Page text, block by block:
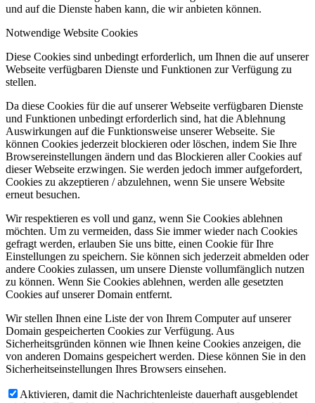
und auf die Dienste haben kann, die wir anbieten können.
Notwendige Website Cookies
Diese Cookies sind unbedingt erforderlich, um Ihnen die auf unserer
Webseite verfügbaren Dienste und Funktionen zur Verfügung zu
stellen.
Da diese Cookies für die auf unserer Webseite verfügbaren Dienste
und Funktionen unbedingt erforderlich sind, hat die Ablehnung
Auswirkungen auf die Funktionsweise unserer Webseite. Sie
können Cookies jederzeit blockieren oder löschen, indem Sie Ihre
Browsereinstellungen ändern und das Blockieren aller Cookies auf
dieser Webseite erzwingen. Sie werden jedoch immer aufgefordert,
Cookies zu akzeptieren / abzulehnen, wenn Sie unsere Website
erneut besuchen.
Wir respektieren es voll und ganz, wenn Sie Cookies ablehnen
möchten. Um zu vermeiden, dass Sie immer wieder nach Cookies
gefragt werden, erlauben Sie uns bitte, einen Cookie für Ihre
Einstellungen zu speichern. Sie können sich jederzeit abmelden oder
andere Cookies zulassen, um unsere Dienste vollumfänglich nutzen
zu können. Wenn Sie Cookies ablehnen, werden alle gesetzten
Cookies auf unserer Domain entfernt.
Wir stellen Ihnen eine Liste der von Ihrem Computer auf unserer
Domain gespeicherten Cookies zur Verfügung. Aus
Sicherheitsgründen können wie Ihnen keine Cookies anzeigen, die
von anderen Domains gespeichert werden. Diese können Sie in den
Sicherheitseinstellungen Ihres Browsers einsehen.
Aktivieren, damit die Nachrichtenleiste dauerhaft ausgeblendet